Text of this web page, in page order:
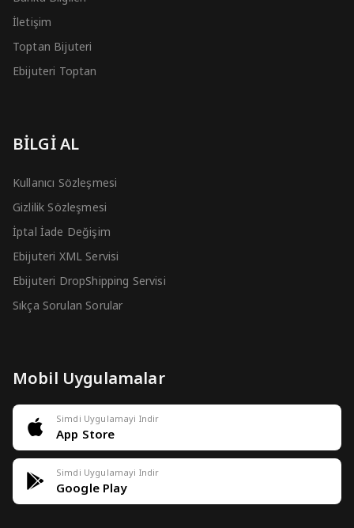
İletişim
Toptan Bijuteri
Ebijuteri Toptan
BİLGİ AL
Kullanıcı Sözleşmesi
Gizlilik Sözleşmesi
İptal İade Değişim
Ebijuteri XML Servisi
Ebijuteri DropShipping Servisi
Sıkça Sorulan Sorular
Mobil Uygulamalar
Simdi Uygulamayi Indir
App Store
Simdi Uygulamayi Indir
Google Play